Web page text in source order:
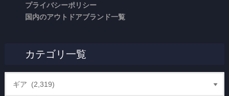
プライバシーポリシー
国内のアウトドアブランド一覧
カテゴリ一覧